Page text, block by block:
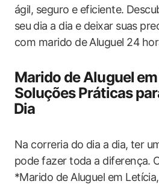
ágil, seguro e eficiente.
seu ⁣dia ‌a dia e deixar suas
com marido de Aluguel‌ 24
Marido de Aluguel
Soluções Práticas
⁢Dia
Na correria ‍do ‌dia a ‌dia, ter
pode fazer toda​ a diferença.
*Marido de ‍Aluguel​ em